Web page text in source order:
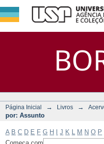
Assunto
DSpace/
Página Inicial → Livros →
por: Assunto
A B C D E F G H J K M N O P